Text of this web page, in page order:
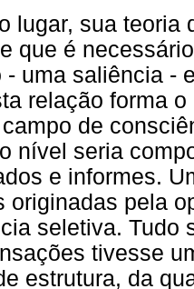
lugar, sua teoria
que é
- uma saliência -
relação forma
de
nível seria
e informes.
originadas pela
seletiva. Tudo
tivesse
estrutura, da